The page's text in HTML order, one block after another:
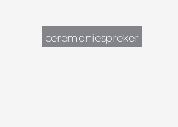
ceremoniespreker